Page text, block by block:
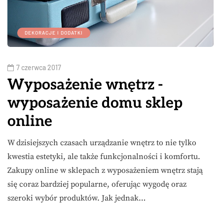
DEKORACJE I DODATKI
7 czerwca 2017
Wyposażenie wnętrz -
wyposażenie domu sklep
online
W dzisiejszych czasach urządzanie wnętrz to nie tylko
kwestia estetyki, ale także funkcjonalności i komfortu.
Zakupy online w sklepach z wyposażeniem wnętrz stają
się coraz bardziej popularne, oferując wygodę oraz
szeroki wybór produktów. Jak jednak…